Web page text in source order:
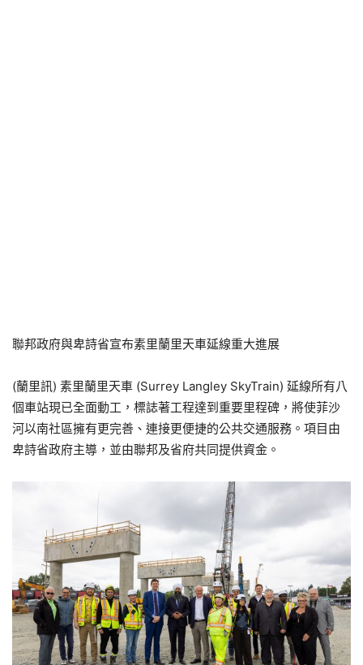
聯邦政府與卑詩省宣布素里蘭里天車延線重大進展
(蘭里訊) 素里蘭里天車 (Surrey Langley SkyTrain) 延線所有八
個車站現已全面動工，標誌著工程達到重要里程碑，將使菲沙
河以南社區擁有更完善、連接更便捷的公共交通服務。項目由
卑詩省政府主導，並由聯邦及省府共同提供資金。